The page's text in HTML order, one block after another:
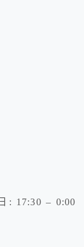
: 17:30 – 0:00